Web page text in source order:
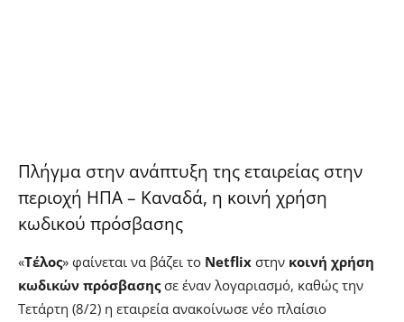
Πλήγμα στην ανάπτυξη της εταιρείας στην
περιοχή ΗΠΑ – Καναδά, η κοινή χρήση
κωδικού πρόσβασης
«Τέλος» φαίνεται να βάζει το Netflix στην κοινή χρήση
κωδικών πρόσβασηςσε έναν λογαριασμό, καθώς την
Τετάρτη (8/2) η εταιρεία ανακοίνωσε νέο πλαίσιο